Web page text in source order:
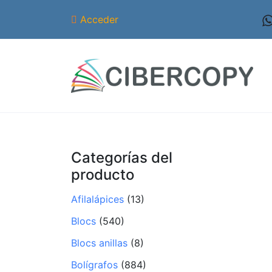
Acceder
Categorías del
producto
Afilalápices (13)
Blocs (540)
Blocs anillas (8)
Bolígrafos (884)